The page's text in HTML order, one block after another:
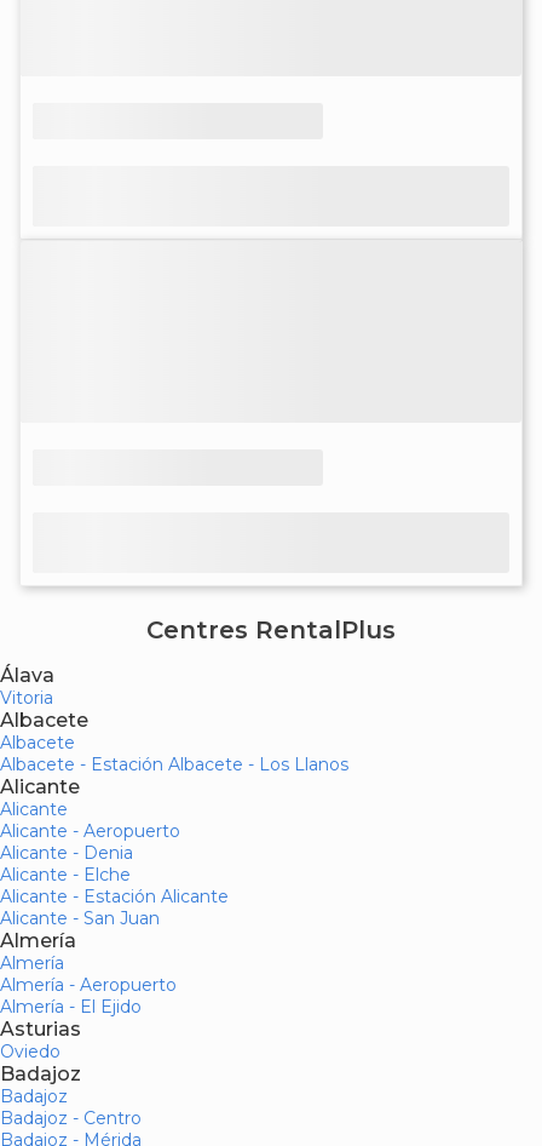
Centres RentalPlus
Álava
Vitoria
Albacete
Albacete
Albacete - Estación Albacete - Los Llanos
Alicante
Alicante
Alicante - Aeropuerto
Alicante - Denia
Alicante - Elche
Alicante - Estación Alicante
Alicante - San Juan
Almería
Almería
Almería - Aeropuerto
Almería - El Ejido
Asturias
Oviedo
Badajoz
Badajoz
Badajoz - Centro
Badajoz - Mérida